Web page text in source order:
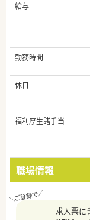
給与
勤務時間
休日
福利厚生諸手当
職場情報
求人票に